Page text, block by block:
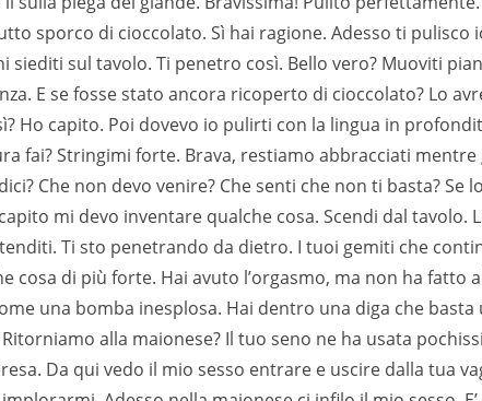
sporco di cioccolato. Sì hai ragione. Adesso ti pulisco
siediti sul tavolo. Ti penetro così. Bello vero? Muoviti
E se fosse stato ancora ricoperto di cioccolato? Lo
Ho capito. Poi dovevo io pulirti con la lingua in
fai? Stringimi forte. Brava, restiamo abbracciati
Che non devo venire? Che senti che non ti basta? Se
mi devo inventare qualche cosa. Scendi dal tavolo.
Ti sto penetrando da dietro. I tuoi gemiti che
cosa di più forte. Hai avuto l’orgasmo, ma non ha fatto
una bomba inesplosa. Hai dentro una diga che
alla maionese? Il tuo seno ne ha usata
Da qui vedo il mio sesso entrare e uscire dalla tua